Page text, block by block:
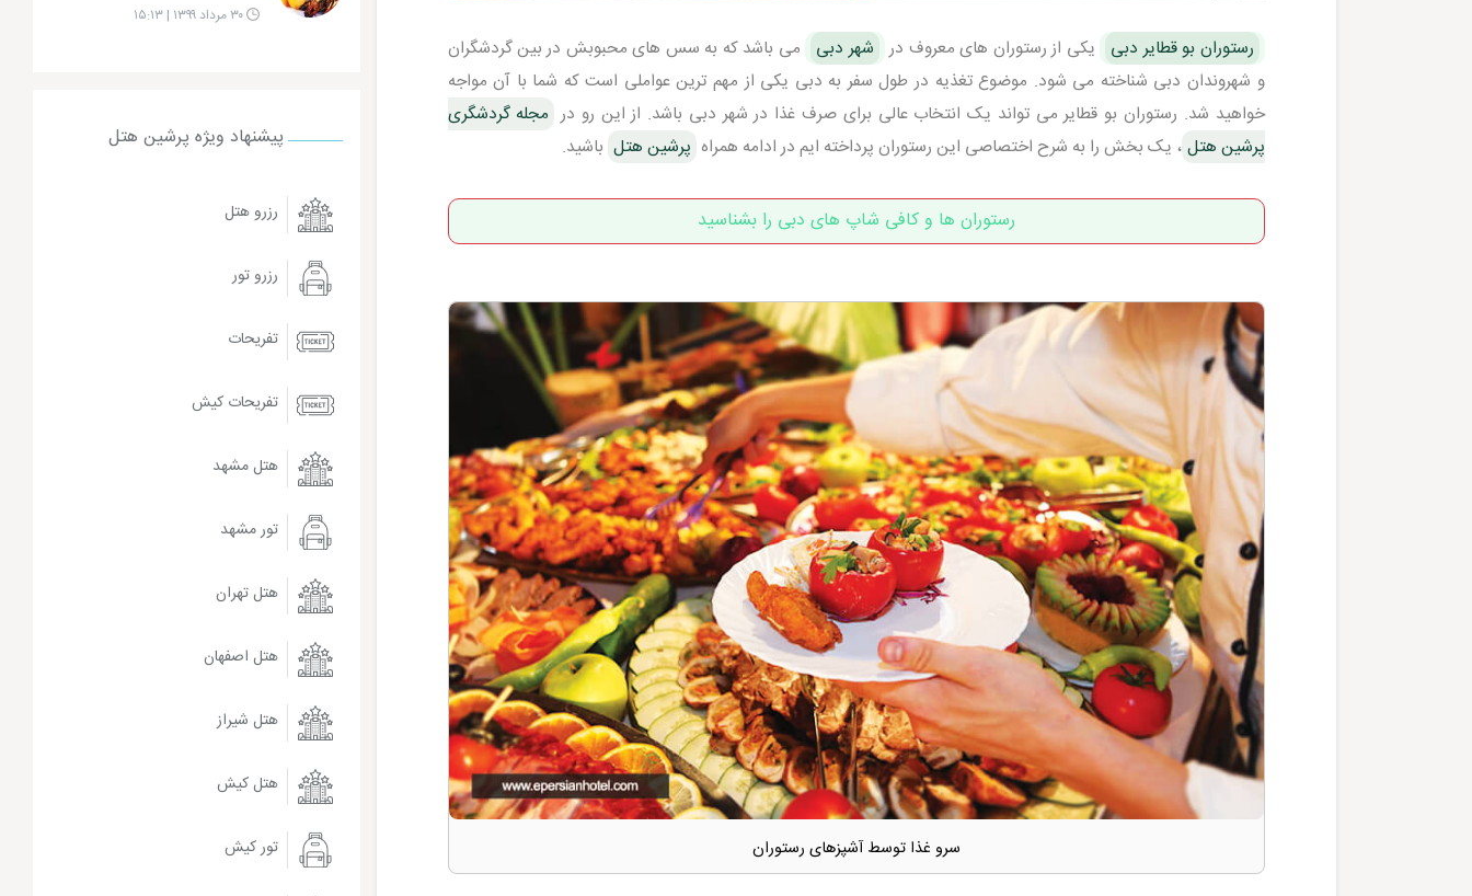
رستوران بو قطایر دبی یکی از رستوران های معروف در شهر دبی
می باشد که به سس های محبوبش در بین گردشگران
و شهروندان دبی شناخته می شود. موضوع تغذیه در طول سفر به دبی یکی از مهم ترین عواملی است که شما با آن مواجه
خواهید شد. رستوران بو قطایر می تواند یک انتخاب عالی برای صرف غذا در شهر دبی باشد. از این رو در مجله گردشگری
پرشین هتل ، یک بخش را به شرح اختصاصی این رستوران پرداخته ایم در ادامه همراه پرشین هتل باشید.
رستوران ها و کافی شاپ های دبی را بشناسید
سرو غذا توسط آشپزهای رستوران
۳۰ مرداد ۱۳۹۹ | ۱۵:۱۳
پیشنهاد ویژه پرشین هتل
رزرو هتل
رزرو تور
تفریحات
تفریحات کیش
هتل مشهد
تور مشهد
هتل تهران
هتل اصفهان
هتل شیراز
هتل کیش
تور کیش